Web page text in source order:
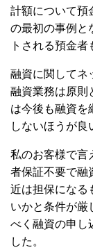
計額について預
の最初の事例と
トされる預金者
融資に関してネ
融資業務は原則
は今後も融資を
しないほうが良
私のお客様で言
者保証不要で融
近は担保になる
いかと条件が厳
べく融資の申し
した。